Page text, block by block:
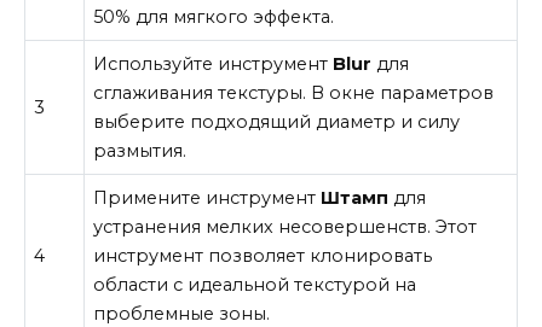
50% для мягкого эффекта.
3
Используйте инструмент Blur для
сглаживания текстуры. В окне параметров
выберите подходящий диаметр и силу
размытия.
4
Примените инструмент Штамп для
устранения мелких несовершенств. Этот
инструмент позволяет клонировать
области с идеальной текстурой на
проблемные зоны.